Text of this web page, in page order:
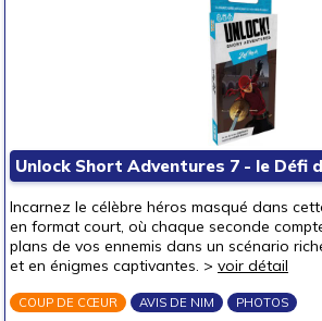
Unlock Short Adventures 7 - le Défi
Incarnez le célèbre héros masqué dans
en format court, où chaque seconde
plans de vos ennemis dans un scénario
et en énigmes captivantes. > voir détail
COUP DE CŒUR AVIS DE NIM PHOTOS